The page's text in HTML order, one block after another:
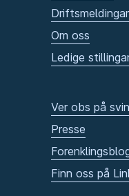
Driftsmeldingar
Om oss
Ledige
Ver obs på
Presse
Finn oss på